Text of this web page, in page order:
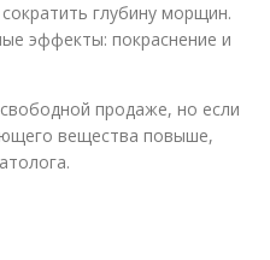
глубину морщин.
эффекты: покраснение и
продаже, но если
вещества повыше,